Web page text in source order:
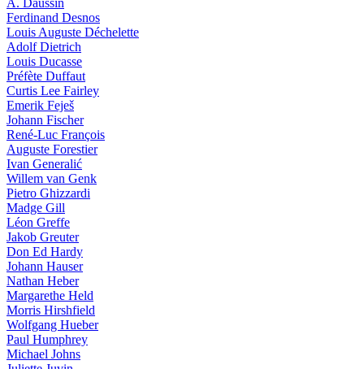
A. Daussin
Ferdinand Desnos
Louis Auguste Déchelette
Adolf Dietrich
Louis Ducasse
Préfète Duffaut
Curtis Lee Fairley
Emerik Feješ
Johann Fischer
René-Luc François
Auguste Forestier
Ivan Generalić
Willem van Genk
Pietro Ghizzardi
Madge Gill
Léon Greffe
Jakob Greuter
Don Ed Hardy
Johann Hauser
Nathan Heber
Margarethe Held
Morris Hirshfield
Wolfgang Hueber
Paul Humphrey
Michael Johns